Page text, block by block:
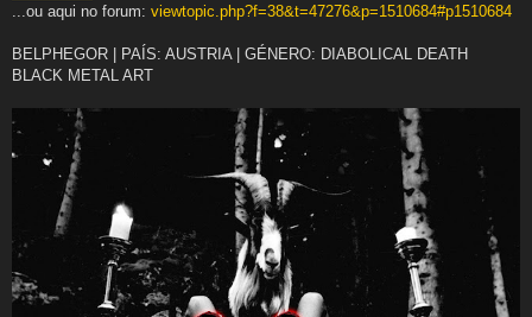
...ou aqui no forum: viewtopic.php?f=38&t=47276&p=1510684#p1510684
BELPHEGOR | PAÍS: AUSTRIA | GÉNERO: DIABOLICAL DEATH
BLACK METAL ART